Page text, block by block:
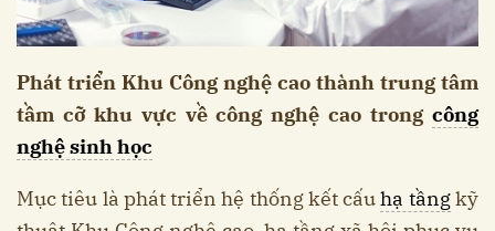
Phát triển Khu Công nghệ cao thành trung tâm
tầm cỡ khu vực về công nghệ cao trong công
nghệ sinh học
Mục tiêu là phát triển hệ thống kết cấuhạ tầngkỹ